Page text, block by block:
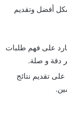
أفضل وتقديم
على فهم طلبات
دقة و صلة.
تقديم نتائج